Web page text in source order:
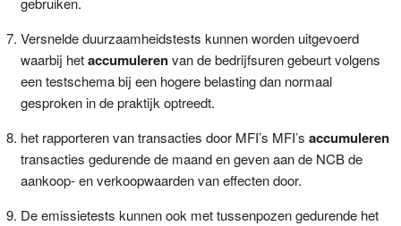
Versnelde duurzaamheidstests kunnen worden uitgevoerd
waarbij hetaccumulerenvan de bedrijfsuren gebeurt volgens
een testschema bij een hogere belasting dan normaal
gesproken in de praktijk optreedt.
het rapporteren van transacties door MFI’s MFI’s accumuleren
transacties gedurende de maand en geven aan de NCB de
aankoop- en verkoopwaarden van effecten door.
De emissietests kunnen ook met tussenpozen gedurende het